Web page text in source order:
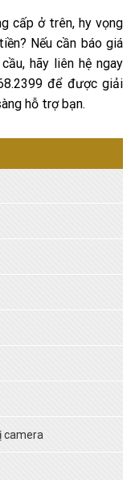
cấp ở trên, hy vọng
Nếu cần báo giá
hãy liên hệ ngay
để được giải
hỗ trợ bạn.
camera